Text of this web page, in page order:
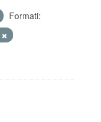
Formati: